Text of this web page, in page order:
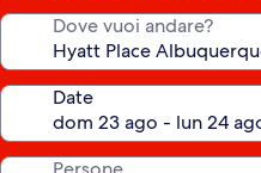
Dove vuoi andare?
Date